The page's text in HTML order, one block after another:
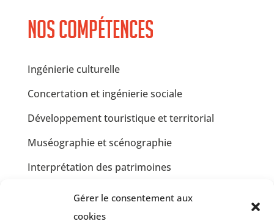
Gérer le consentement aux
cookies
Nos compétences
Ingénierie culturelle
Concertation et ingénierie sociale
Développement touristique et territorial
Muséographie et scénographie
Interprétation des patrimoines
Communication et design graphique
Jardins partagés et Développement Durable